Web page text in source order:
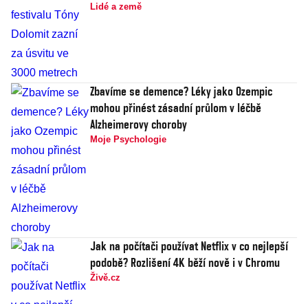
Lidé a země
Zbavíme se demence? Léky jako Ozempic
mohou přinést zásadní průlom v léčbě
Alzheimerovy choroby
Moje Psychologie
Jak na počítači používat Netflix v co nejlepší
podobě? Rozlišení 4K běží nově i v Chromu
Živě.cz